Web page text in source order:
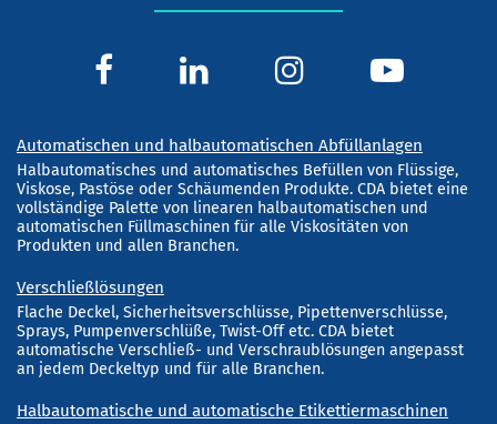
Automatischen und halbautomatischen Abfüllanlagen
Halbautomatisches und automatisches Befüllen von Flüssige,
Viskose, Pastöse oder Schäumenden Produkte. CDA bietet eine
vollständige Palette von linearen halbautomatischen und
automatischen Füllmaschinen für alle Viskositäten von
Produkten und allen Branchen.
Verschließlösungen
Flache Deckel, Sicherheitsverschlüsse, Pipettenverschlüsse,
Sprays, Pumpenverschlüße, Twist-Off etc. CDA bietet
automatische Verschließ- und Verschraublösungen angepasst
an jedem Deckeltyp und für alle Branchen.
Halbautomatische und automatische Etikettiermaschinen